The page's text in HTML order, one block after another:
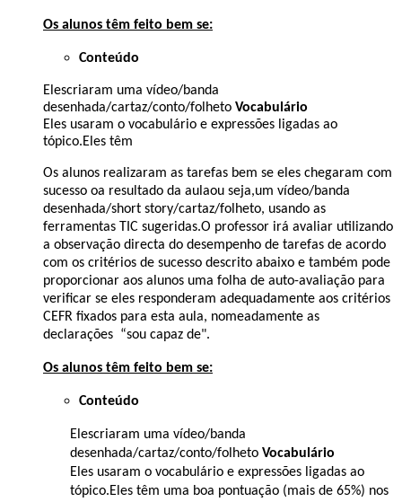
Os alunos têm feito bem se:
Conteúdo
Elescriaram uma vídeo/banda
desenhada/cartaz/conto/folheto Vocabulário
Eles usaram o vocabulário e expressões ligadas ao
tópico.Eles têm
Os alunos realizaram as tarefas bem se eles chegaram com
sucesso oa resultado da aulaou seja,um vídeo/banda
desenhada/short story/cartaz/folheto, usando as
ferramentas TIC sugeridas.O professor irá avaliar utilizando
a observação directa do desempenho de tarefas de acordo
com os critérios de sucesso descrito abaixo e também pode
proporcionar aos alunos uma folha de auto-avaliação para
verificar se eles responderam adequadamente aos critérios
CEFR fixados para esta aula, nomeadamente as
declarações “sou capaz de".
Os alunos têm feito bem se:
Conteúdo
Elescriaram uma vídeo/banda
desenhada/cartaz/conto/folheto Vocabulário
Eles usaram o vocabulário e expressões ligadas ao
tópico.Eles têm uma boa pontuação (mais de 65%) nos